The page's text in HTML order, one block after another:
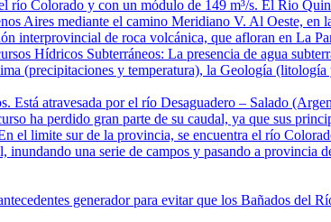
Colorado y con un módulo de 149 m³/s. El Rio
Aires mediante el camino Meridiano V. Al Oeste, en
interprovincial de roca volcánica, que afloran en La
Hídricos Subterráneos: La presencia de agua
(precipitaciones y temperatura), la Geología
Está atravesada por el río Desaguadero – Salado
ha perdido gran parte de su caudal, ya que sus
el limite sur de la provincia, se encuentra el río
una serie de campos y pasando a provincia
generador para evitar que los Bañados del